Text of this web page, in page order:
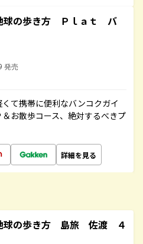
の歩き方 Ｐｌａｔ バ
発売
て携帯に便利なバンコクガイ
お散歩コース、絶対するべきプ
詳細を見る
球の歩き方 島旅 佐渡 ４